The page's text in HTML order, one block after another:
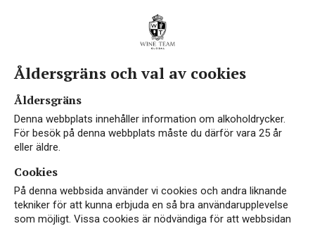
Åldersgräns och val av cookies
Åldersgräns
Denna webbplats innehåller information om alkoholdrycker.
För besök på denna webbplats måste du därför vara 25 år
eller äldre.
Cookies
På denna webbsida använder vi cookies och andra liknande
tekniker för att kunna erbjuda en så bra användarupplevelse
som möjligt. Vissa cookies är nödvändiga för att webbsidan